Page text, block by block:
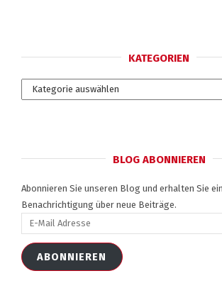
KATEGORIEN
Kategorien
BLOG ABONNIEREN
Abonnieren Sie unseren Blog und erhalten Sie
Benachrichtigung über neue Beiträge.
Mail
AdresseABONNIEREN